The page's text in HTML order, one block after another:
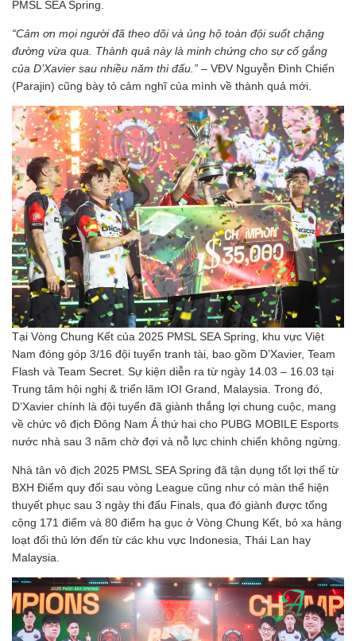
PMSL SEA Spring.
“Cảm ơn mọi người đã theo dõi và ủng hộ toàn đội suốt chặng
đường vừa qua. Thành quả này là minh chứng cho sự cố gắng
của D’Xavier sau nhiều năm thi đấu.” – VĐV Nguyễn Đình Chiến
(Parajin) cũng bày tỏ cảm nghĩ của mình về thành quả mới.
Tại Vòng Chung Kết của 2025 PMSL SEA Spring, khu vực Việt
Nam đóng góp 3/16 đội tuyển tranh tài, bao gồm D’Xavier, Team
Flash và Team Secret. Sự kiện diễn ra từ ngày 14.03 – 16.03 tại
Trung tâm hội nghị & triển lãm IOI Grand, Malaysia. Trong đó,
D’Xavier chính là đội tuyển đã giành thắng lợi chung cuộc, mang
về chức vô địch Đông Nam Á thứ hai cho PUBG MOBILE Esports
nước nhà sau 3 năm chờ đợi và nỗ lực chinh chiến không ngừng.
Nhà tân vô địch 2025 PMSL SEA Spring đã tận dụng tốt lợi thế từ
BXH Điểm quy đổi sau vòng League cũng như có màn thể hiện
thuyết phục sau 3 ngày thi đấu Finals, qua đó giành được tổng
cộng 171 điểm và 80 điểm hạ gục ở Vòng Chung Kết, bỏ xa hàng
loạt đối thủ lớn đến từ các khu vực Indonesia, Thái Lan hay
Malaysia.